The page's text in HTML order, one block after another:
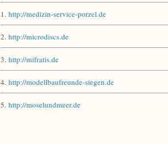
1. http://medizin-service-porzel.de
2. http://microdiscs.de
3. http://mifratis.de
4. http://modellbaufreunde-siegen.de
5. http://moselundmeer.de